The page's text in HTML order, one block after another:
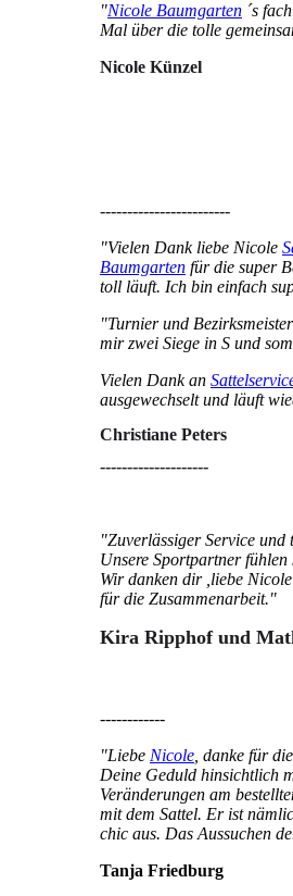
"Nicole Baumgarten ´s
Mal über die tolle
Nicole Künzel
------------------------
"Vielen Dank liebe Nicole
Baumgarten für die super
toll läuft. Ich bin einfach
"Turnier und
mir zwei Siege in S und
Vielen Dank an
ausgewechselt und läuft
Christiane Peters
--------------------
"Zuverlässiger Service
Unsere Sportpartner
Wir danken dir ,liebe Nicole ,
für die Zusammenarbeit."
Kira Ripphof und
------------
"Liebe Nicole , danke für
Deine Geduld hinsichtlich
Veränderungen am
mit dem Sattel. Er ist
chic aus. Das Aussuchen
Tanja Friedburg